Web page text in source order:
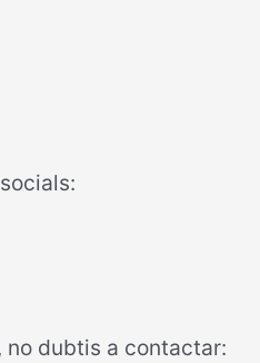
no dubtis a contactar: